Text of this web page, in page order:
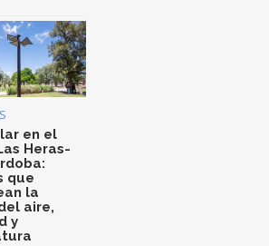
en el
Heras-
que
la
aire,
y